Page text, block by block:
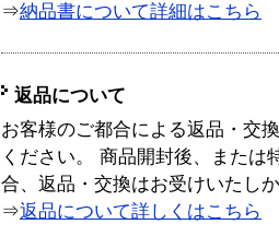
⇒納品書について詳細はこちら
返品について
お客様のご都合による返品・交
ください。 商品開封後、または
合、返品・交換はお受けいたし
⇒返品について詳しくはこちら